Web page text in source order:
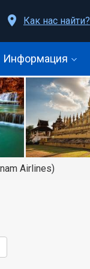
Как нас найти?
Информация
Airlines)